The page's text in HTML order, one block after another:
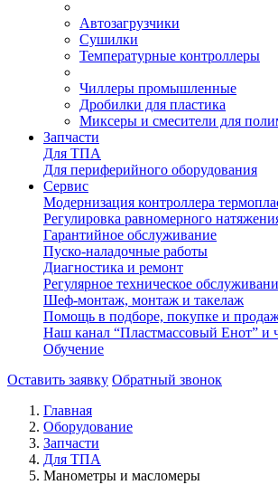
Автозагрузчики
Сушилки
Температурные контроллеры
Чиллеры промышленные
Дробилки для пластика
Миксеры и смесители для
Запчасти
Для ТПА
Для периферийного оборудования
Сервис
Модернизация контроллера
Регулировка равномерного
Гарантийное обслуживание
Пуско-наладочные работы
Диагностика и ремонт
Регулярное техническое
Шеф-монтаж, монтаж и такелаж
Помощь в подборе, покупке и
Наш канал “Пластмассовый Енот” и
Обучение
Оставить заявку Обратный звонок
Главная
Оборудование
Запчасти
Для ТПА
Манометры и масломеры